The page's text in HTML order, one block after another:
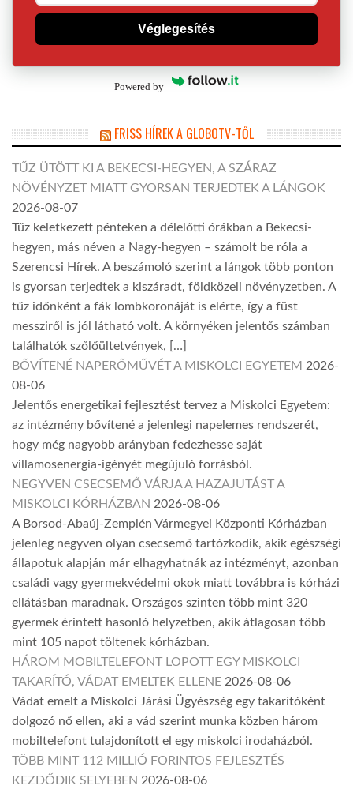
Véglegesítés
Powered by
FRISS HÍREK A GLOBOTV-TŐL
TŰZ ÜTÖTT KI A BEKECSI-HEGYEN, A SZÁRAZ
NÖVÉNYZET MIATT GYORSAN TERJEDTEK A LÁNGOK
2026-08-07
Tűz keletkezett pénteken a délelőtti órákban a Bekecsi-
hegyen, más néven a Nagy-hegyen – számolt be róla a
Szerencsi Hírek. A beszámoló szerint a lángok több ponton
is gyorsan terjedtek a kiszáradt, földközeli növényzetben. A
tűz időnként a fák lombkoronáját is elérte, így a füst
messziről is jól látható volt. A környéken jelentős számban
találhatók szőlőültetvények, […]
BŐVÍTENÉ NAPERŐMŰVÉT A MISKOLCI EGYETEM 2026-
08-06
Jelentős energetikai fejlesztést tervez a Miskolci Egyetem:
az intézmény bővítené a jelenlegi napelemes rendszerét,
hogy még nagyobb arányban fedezhesse saját
villamosenergia-igényét megújuló forrásból.
NEGYVEN CSECSEMŐ VÁRJA A HAZAJUTÁST A
MISKOLCI KÓRHÁZBAN 2026-08-06
A Borsod-Abaúj-Zemplén Vármegyei Központi Kórházban
jelenleg negyven olyan csecsemő tartózkodik, akik egészségi
állapotuk alapján már elhagyhatnák az intézményt, azonban
családi vagy gyermekvédelmi okok miatt továbbra is kórházi
ellátásban maradnak. Országos szinten több mint 320
gyermek érintett hasonló helyzetben, akik átlagosan több
mint 105 napot töltenek kórházban.
HÁROM MOBILTELEFONT LOPOTT EGY MISKOLCI
TAKARÍTÓ, VÁDAT EMELTEK ELLENE 2026-08-06
Vádat emelt a Miskolci Járási Ügyészség egy takarítóként
dolgozó nő ellen, aki a vád szerint munka közben három
mobiltelefont tulajdonított el egy miskolci irodaházból.
TÖBB MINT 112 MILLIÓ FORINTOS FEJLESZTÉS
KEZDŐDIK SELYEBEN 2026-08-06